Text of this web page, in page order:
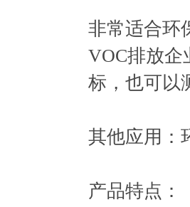
非常适合环
VOC排放企
标，也可以
其他应用：
产品特点：